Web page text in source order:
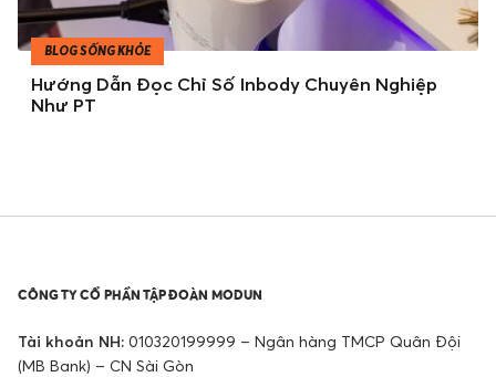
BLOG SỐNG KHỎE
Hướng Dẫn Đọc Chỉ Số Inbody Chuyên Nghiệp
Như PT
CÔNG TY CỔ PHẦN TẬP ĐOÀN MODUN
Tài khoản NH: 010320199999 – Ngân hàng TMCP Quân Đội
(MB Bank) – CN Sài Gòn